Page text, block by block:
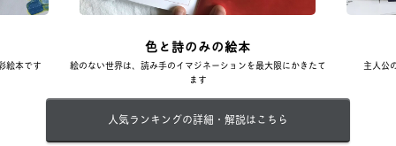
絵本です
色と詩のみの絵本
絵のない世界は、読み手のイマジネーションを最大限にかきたて
ます
主人公
人気ランキングの詳細・解説はこちら